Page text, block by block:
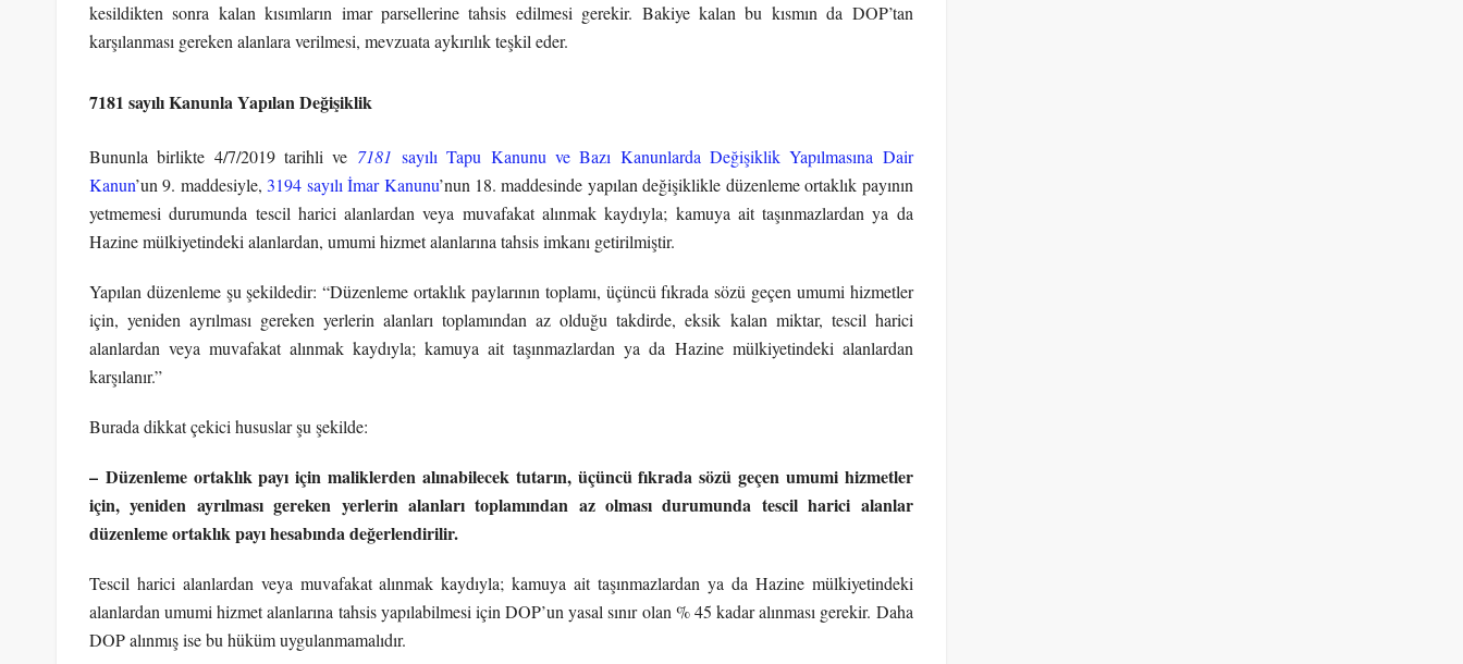
kesildikten sonra kalan kısımların imar parsellerine tahsis edilmesi gerekir. Bakiye kalan bu kısmın da DOP’tan
karşılanması gereken alanlara verilmesi, mevzuata aykırılık teşkil eder.
7181 sayılı Kanunla Yapılan Değişiklik
Bununla birlikte 4/7/2019 tarihli ve 7181 sayılı Tapu Kanunu ve Bazı Kanunlarda Değişiklik Yapılmasına Dair
Kanun’un 9. maddesiyle, 3194 sayılı İmar Kanunu’nun 18. maddesinde yapılan değişiklikle düzenleme ortaklık payının
yetmemesi durumunda tescil harici alanlardan veya muvafakat alınmak kaydıyla; kamuya ait taşınmazlardan ya da
Hazine mülkiyetindeki alanlardan, umumi hizmet alanlarına tahsis imkanı getirilmiştir.
Yapılan düzenleme şu şekildedir: “Düzenleme ortaklık paylarının toplamı, üçüncü fıkrada sözü geçen umumi hizmetler
için, yeniden ayrılması gereken yerlerin alanları toplamından az olduğu takdirde, eksik kalan miktar, tescil harici
alanlardan veya muvafakat alınmak kaydıyla; kamuya ait taşınmazlardan ya da Hazine mülkiyetindeki alanlardan
karşılanır.”
Burada dikkat çekici hususlar şu şekilde:
– Düzenleme ortaklık payı için maliklerden alınabilecek tutarın, üçüncü fıkrada sözü geçen umumi hizmetler
için, yeniden ayrılması gereken yerlerin alanları toplamından az olması durumunda tescil harici alanlar
düzenleme ortaklık payı hesabında değerlendirilir.
Tescil harici alanlardan veya muvafakat alınmak kaydıyla; kamuya ait taşınmazlardan ya da Hazine mülkiyetindeki
alanlardan umumi hizmet alanlarına tahsis yapılabilmesi için DOP’un yasal sınır olan % 45 kadar alınması gerekir. Daha
DOP alınmış ise bu hüküm uygulanmamalıdır.